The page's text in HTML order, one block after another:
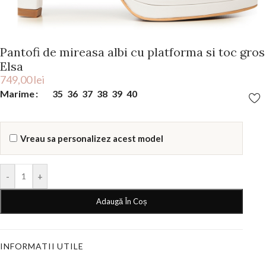
Pantofi de mireasa albi cu platforma si toc gros
Elsa
749,00lei
Marime 35 36 37 38 39 40
Vreau sa personalizez acest model
- +
Adaugă În Coș
INFORMATII UTILE